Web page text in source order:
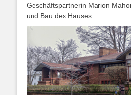
Geschäftspartnerin Marion
und Bau des Hauses.